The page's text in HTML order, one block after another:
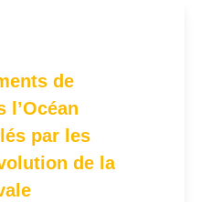
de
l’Océan
par les
de la